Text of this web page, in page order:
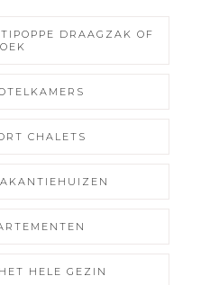
DRAAGZAK OF
CHALETS
HELE GEZIN